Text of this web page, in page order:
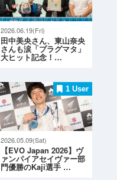
2026.06.19(Fri)
田中美央さん、東山奈央
さんも涙「プラグマタ」
大ヒット記念！…
1 User
2026.05.09(Sat)
【EVO Japan 2026】ヴ
ァンパイアセイヴァー部
門優勝のKaji選手 …